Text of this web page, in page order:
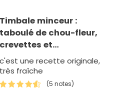
Timbale minceur :
taboulé de chou-fleur,
crevettes et
pamplemousse
c'est une recette originale,
très fraîche
(5 notes)